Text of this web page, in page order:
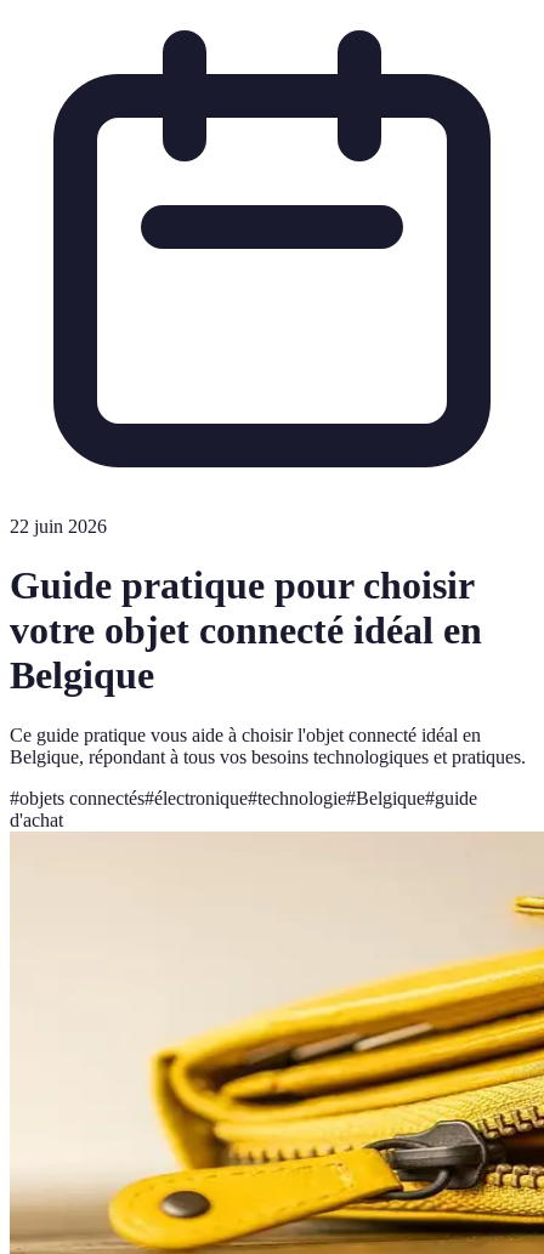
22 juin 2026
Guide pratique pour choisir
votre objet connecté idéal en
Belgique
Ce guide pratique vous aide à choisir l'objet connecté idéal en
Belgique, répondant à tous vos besoins technologiques et pratiques.
#objets connectés#électronique#technologie#Belgique#guide
d'achat